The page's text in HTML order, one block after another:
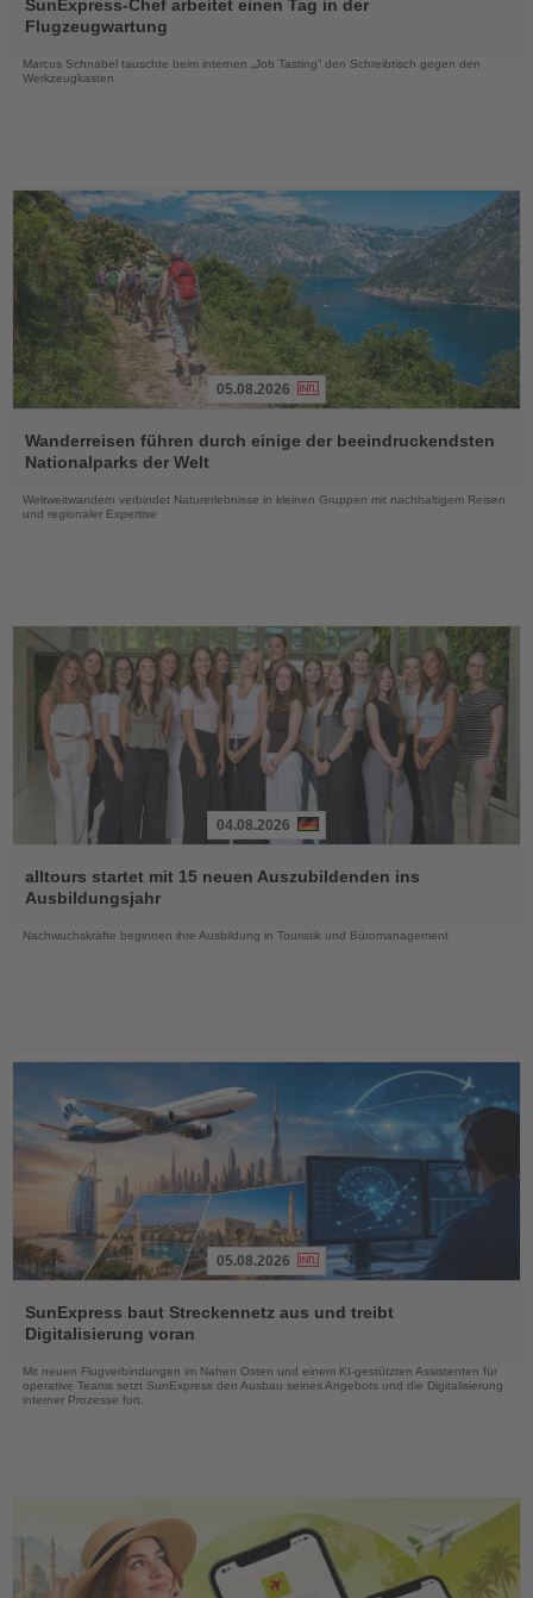
die
Nachrichten
SunExpress-Chef arbeitet einen Tag in der
Flugzeugwartung
Marcus Schnabel tauschte beim internen „Job Tasting“ den Schreibtisch gegen den
Werkzeugkasten
Sie
die
Nachrichten
05.08.2026
Wanderreisen führen durch einige der beeindruckendsten
Nationalparks der Welt
Weltweitwandern verbindet Naturerlebnisse in kleinen Gruppen mit nachhaltigem Reisen
und regionaler Expertise
Sie
die
04.08.2026
alltours startet mit 15 neuen Auszubildenden ins
Ausbildungsjahr
Nachwuchskräfte beginnen ihre Ausbildung in Touristik und Büromanagement
Sie
die
Nachrichten
05.08.2026
SunExpress baut Streckennetz aus und treibt
Digitalisierung voran
Mit neuen Flugverbindungen im Nahen Osten und einem KI-gestützten Assistenten für
operative Teams setzt SunExpress den Ausbau seines Angebots und die Digitalisierung
interner Prozesse fort.